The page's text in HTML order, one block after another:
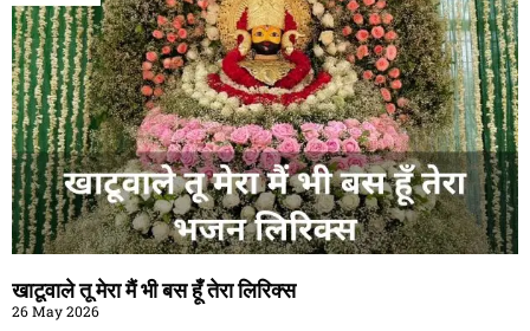
खाटूवाले तू मेरा मैं भी बस हूँ तेरा लिरिक्स
26 May 2026